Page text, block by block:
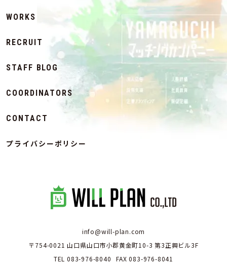
WORKS
RECRUIT
STAFF BLOG
COORDINATORS
CONTACT
プライバシーポリシー
info@will-plan.com
〒754-0021 山口県山口市小郡黄金町10-3 第3正興ビル3F
TEL083-976-8040 FAX 083-976-8041